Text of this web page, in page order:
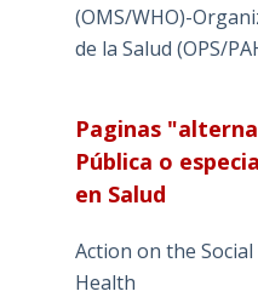
(OMS/WHO)-
de la Salud (OPS/
Paginas
Pública o
en Salud
Action on the
Health